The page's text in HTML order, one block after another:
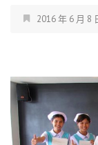
2016 年 6 月 8